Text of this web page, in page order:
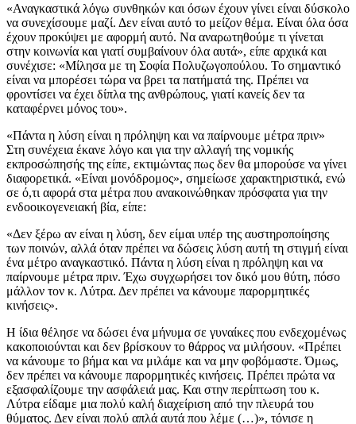
«Αναγκαστικά λόγω συνθηκών και όσων έχουν γίνει είναι δύσκολο
να συνεχίσουμε μαζί. Δεν είναι αυτό το μείζον θέμα. Είναι όλα όσα
έχουν προκύψει με αφορμή αυτό. Να αναρωτηθούμε τι γίνεται
στην κοινωνία και γιατί συμβαίνουν όλα αυτά», είπε αρχικά και
συνέχισε: «Μίλησα με τη Σοφία Πολυζωγοπούλου. Το σημαντικό
είναι να μπορέσει τώρα να βρει τα πατήματά της. Πρέπει να
φροντίσει να έχει δίπλα της ανθρώπους, γιατί κανείς δεν τα
καταφέρνει μόνος του».
«Πάντα η λύση είναι η πρόληψη και να παίρνουμε μέτρα πριν»
Στη συνέχεια έκανε λόγο και για την αλλαγή της νομικής
εκπροσώπησής της είπε, εκτιμώντας πως δεν θα μπορούσε να γίνει
διαφορετικά. «Είναι μονόδρομος», σημείωσε χαρακτηριστικά, ενώ
σε ό,τι αφορά στα μέτρα που ανακοινώθηκαν πρόσφατα για την
ενδοοικογενειακή βία, είπε:
«Δεν ξέρω αν είναι η λύση, δεν είμαι υπέρ της αυστηροποίησης
των ποινών, αλλά όταν πρέπει να δώσεις λύση αυτή τη στιγμή είναι
ένα μέτρο αναγκαστικό. Πάντα η λύση είναι η πρόληψη και να
παίρνουμε μέτρα πριν. Έχω συγχωρήσει τον δικό μου θύτη, πόσο
μάλλον τον κ. Λύτρα. Δεν πρέπει να κάνουμε παρορμητικές
κινήσεις».
Η ίδια θέλησε να δώσει ένα μήνυμα σε γυναίκες που ενδεχομένως
κακοποιούνται και δεν βρίσκουν το θάρρος να μιλήσουν. «Πρέπει
να κάνουμε το βήμα και να μιλάμε και να μην φοβόμαστε. Όμως,
δεν πρέπει να κάνουμε παρορμητικές κινήσεις. Πρέπει πρώτα να
εξασφαλίζουμε την ασφάλειά μας. Και στην περίπτωση του κ.
Λύτρα είδαμε μια πολύ καλή διαχείριση από την πλευρά του
θύματος. Δεν είναι πολύ απλά αυτά που λέμε (…)», τόνισε η